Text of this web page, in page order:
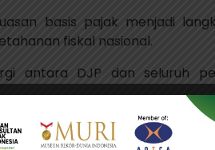
basis pajak menjadi
fiskal nasional.
antara DJP dan seluruh
negara. Dalam APBN